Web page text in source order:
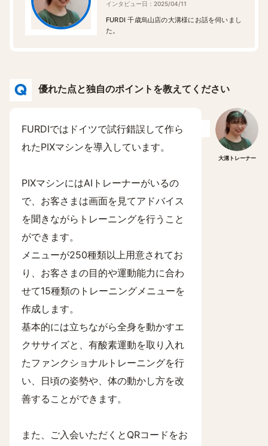
インタビュー日：2025/04/11
FURDI 千歳烏山店の大溝様にお話を伺いまし
た。
優れた点と独自のポイントを教えてください
大溝トレーナー
FURDIではドイツで試行錯誤して作ら
れたPIXマシンを導入しています。
PIXマシンにはAIトレーナーがいるの
で、お客さまは画面を見てアドバイス
を聞きながらトレーニングを行うこと
ができます。
メニューが250種類以上用意されてお
り、お客さまの目的や運動能力に合わ
せて15種類のトレーニングメニューを
作成します。
基本的には立ちながら全身を動かすエ
クササイズと、有酸素運動を取り入れ
たファンクショナルトレーニングを行
い、日頃の姿勢や、体の動かし方を改
善することができます。
また、ご入会いただくとQRコードをお